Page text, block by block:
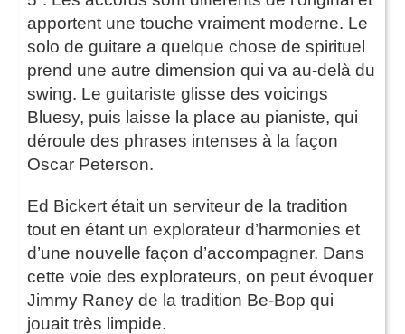
apportent une touche vraiment moderne. Le
solo de guitare a quelque chose de spirituel
prend une autre dimension qui va au-delà du
swing. Le guitariste glisse des voicings
Bluesy, puis laisse la place au pianiste, qui
déroule des phrases intenses à la façon
Oscar Peterson.
Ed Bickert était un serviteur de la tradition
tout en étant un explorateur d’harmonies et
d’une nouvelle façon d’accompagner. Dans
cette voie des explorateurs, on peut évoquer
Jimmy Raney de la tradition Be-Bop qui
jouait très limpide.